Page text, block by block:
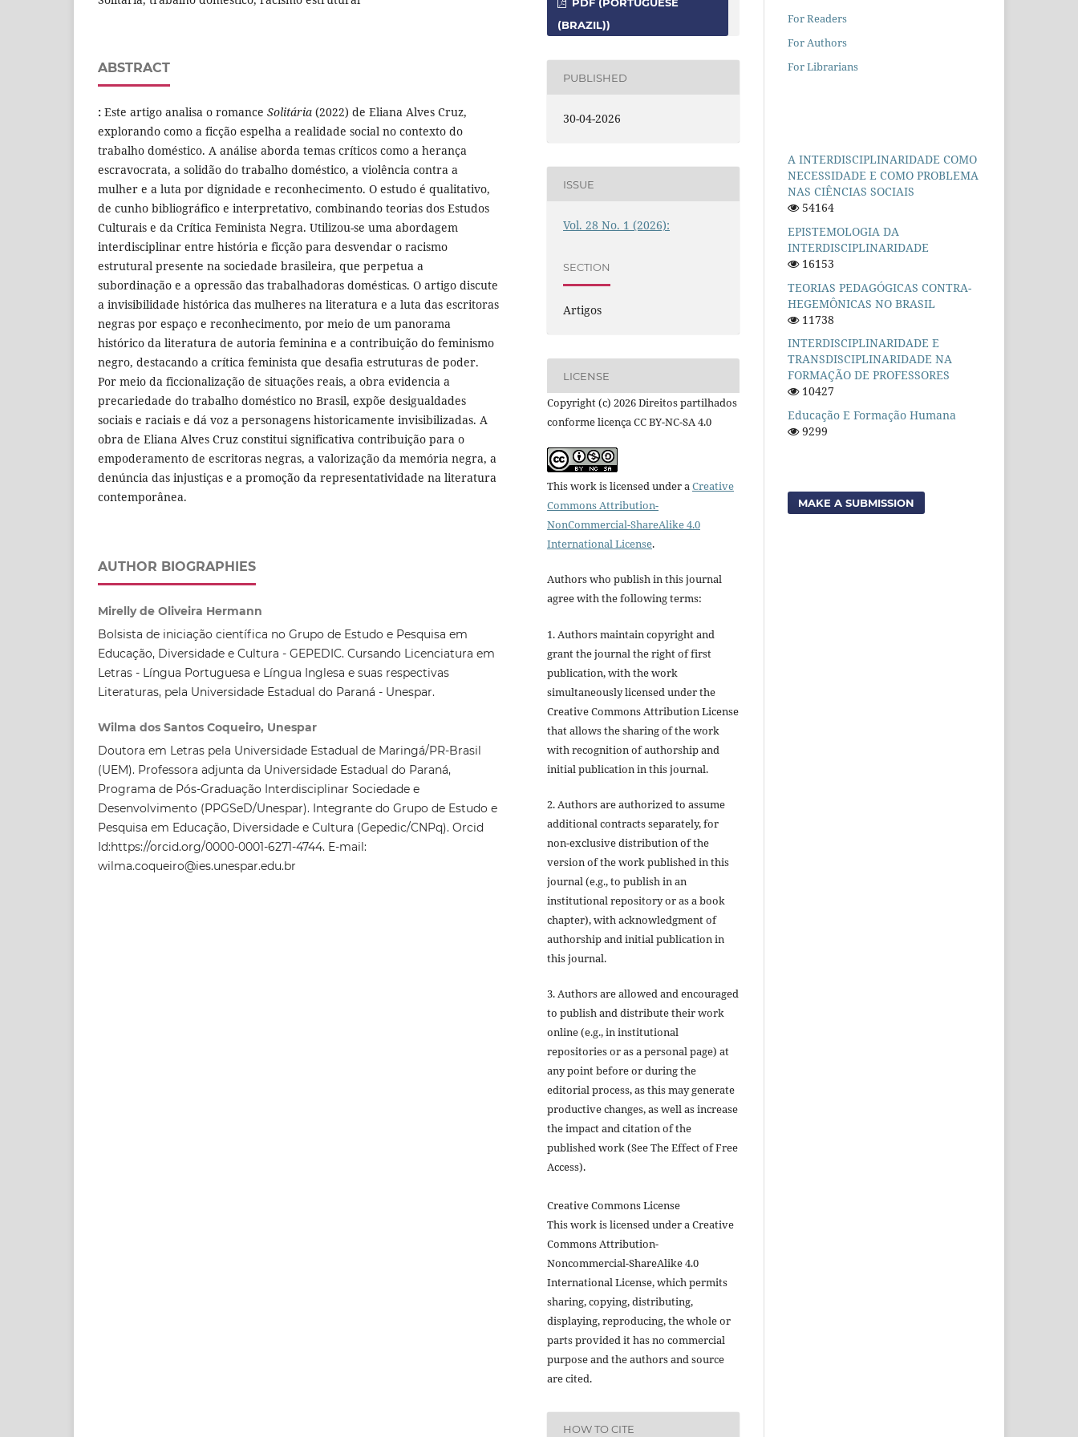
ABSTRACT
: Este artigo analisa o romance Solitária (2022) de Eliana Alves Cruz,
explorando como a ficção espelha a realidade social no contexto do
trabalho doméstico. A análise aborda temas críticos como a herança
escravocrata, a solidão do trabalho doméstico, a violência contra a
mulher e a luta por dignidade e reconhecimento. O estudo é qualitativo,
de cunho bibliográfico e interpretativo, combinando teorias dos Estudos
Culturais e da Crítica Feminista Negra. Utilizou-se uma abordagem
interdisciplinar entre história e ficção para desvendar o racismo
estrutural presente na sociedade brasileira, que perpetua a
subordinação e a opressão das trabalhadoras domésticas. O artigo discute
a invisibilidade histórica das mulheres na literatura e a luta das escritoras
negras por espaço e reconhecimento, por meio de um panorama
histórico da literatura de autoria feminina e a contribuição do feminismo
negro, destacando a crítica feminista que desafia estruturas de poder.
Por meio da ficcionalização de situações reais, a obra evidencia a
precariedade do trabalho doméstico no Brasil, expõe desigualdades
sociais e raciais e dá voz a personagens historicamente invisibilizadas. A
obra de Eliana Alves Cruz constitui significativa contribuição para o
empoderamento de escritoras negras, a valorização da memória negra, a
denúncia das injustiças e a promoção da representatividade na literatura
contemporânea.
AUTHOR BIOGRAPHIES
Mirelly de Oliveira Hermann
Bolsista de iniciação científica no Grupo de Estudo e Pesquisa em
Educação, Diversidade e Cultura - GEPEDIC. Cursando Licenciatura em
Letras - Língua Portuguesa e Língua Inglesa e suas respectivas
Literaturas, pela Universidade Estadual do Paraná - Unespar.
Wilma dos Santos Coqueiro, Unespar
Doutora em Letras pela Universidade Estadual de Maringá/PR-Brasil
(UEM). Professora adjunta da Universidade Estadual do Paraná,
Programa de Pós-Graduação Interdisciplinar Sociedade e
Desenvolvimento (PPGSeD/Unespar). Integrante do Grupo de Estudo e
Pesquisa em Educação, Diversidade e Cultura (Gepedic/CNPq). Orcid
Id:https://orcid.org/0000-0001-6271-4744. E-mail:
wilma.coqueiro@ies.unespar.edu.br
PDF (PORTUGUESE
(BRAZIL))
PUBLISHED
30-04-2026
ISSUE
Vol. 28 No. 1 (2026):
SECTION
Artigos
LICENSE
Copyright (c) 2026 Direitos partilhados
conforme licença CC BY-NC-SA 4.0
This work is licensed under aCreative
Commons Attribution-
NonCommercial-ShareAlike 4.0
International License.
Authors who publish in this journal
agree with the following terms:
1. Authors maintain copyright and
grant the journal the right of first
publication, with the work
simultaneously licensed under the
Creative Commons Attribution License
that allows the sharing of the work
with recognition of authorship and
initial publication in this journal.
2. Authors are authorized to assume
additional contracts separately, for
non-exclusive distribution of the
version of the work published in this
journal (e.g., to publish in an
institutional repository or as a book
chapter), with acknowledgment of
authorship and initial publication in
this journal.
3. Authors are allowed and encouraged
to publish and distribute their work
online (e.g., in institutional
repositories or as a personal page) at
any point before or during the
editorial process, as this may generate
productive changes, as well as increase
the impact and citation of the
published work (See The Effect of Free
Access).
Creative Commons License
This work is licensed under a Creative
Commons Attribution-
Noncommercial-ShareAlike 4.0
International License, which permits
sharing, copying, distributing,
displaying, reproducing, the whole or
parts provided it has no commercial
purpose and the authors and source
are cited.
HOW TO CITE
For Readers
For Authors
For Librarians
A INTERDISCIPLINARIDADE COMO
NECESSIDADE E COMO PROBLEMA
NAS CIÊNCIAS SOCIAIS
54164
EPISTEMOLOGIA DA
INTERDISCIPLINARIDADE
16153
TEORIAS PEDAGÓGICAS CONTRA-
HEGEMÔNICAS NO BRASIL
11738
INTERDISCIPLINARIDADE E
TRANSDISCIPLINARIDADE NA
FORMAÇÃO DE PROFESSORES
10427
Educação E Formação Humana
9299
MAKE A SUBMISSION